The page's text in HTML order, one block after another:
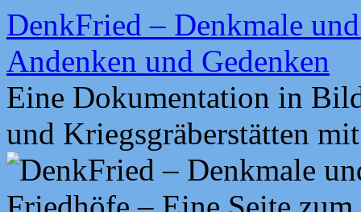
Zum
Inhalt
springen
DenkFried – Denkmale
Andenken und Gedenken
Eine Dokumentation in
und Kriegsgräberstätten